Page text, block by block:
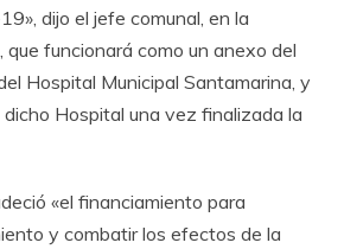
dijo el jefe comunal, en la
que funcionará como un anexo del
Hospital Municipal Santamarina, y
Hospital una vez finalizada la
«el financiamiento para
y combatir los efectos de la